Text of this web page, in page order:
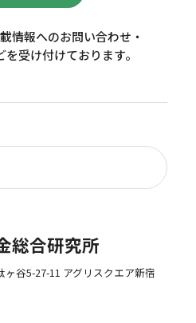
情報へのお問い合わせ・
受け付けております。
総合研究所
ヶ谷5-27-11 アグリスクエア新宿